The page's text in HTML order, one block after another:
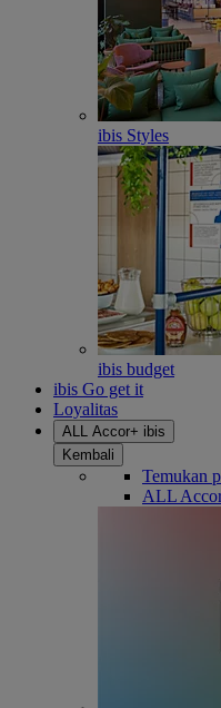
ibis Styles
ibis budget
ibis Go get it
Loyalitas
ALL Accor+ ibis
Kembali
Temukan
ALL